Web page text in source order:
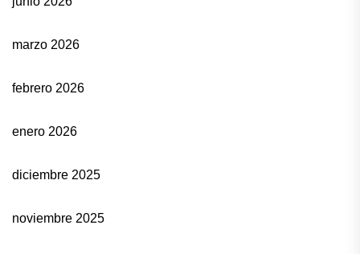
marzo 2026
febrero 2026
enero 2026
diciembre 2025
noviembre 2025